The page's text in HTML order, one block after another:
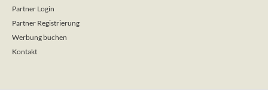
Partner Login
Partner Registrierung
Werbung buchen
Kontakt